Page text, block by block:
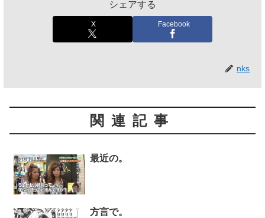
シェアする
X Facebook
nks
関連記事
最近の。
方言で。